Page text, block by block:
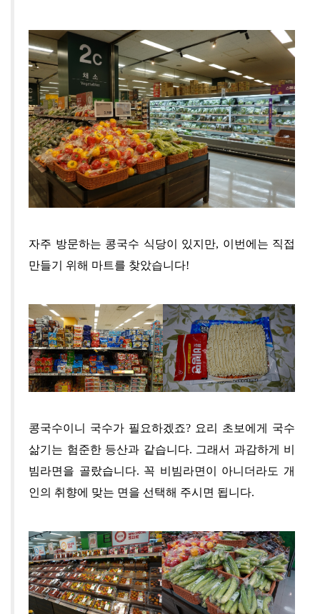
자주 방문하는 콩국수 식당이 있지만, 이번에는 직접
만들기 위해 마트를 찾았습니다!
콩국수이니 국수가 필요하겠죠? 요리 초보에게 국수
삶기는 험준한 등산과 같습니다. 그래서 과감하게 비
빔라면을 골랐습니다. 꼭 비빔라면이 아니더라도 개
인의 취향에 맞는 면을 선택해 주시면 됩니다.